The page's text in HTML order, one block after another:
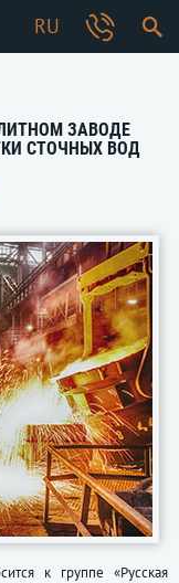
RU
ЗАВОДЕ
СТОЧНЫХ ВОД
к группе «Русская